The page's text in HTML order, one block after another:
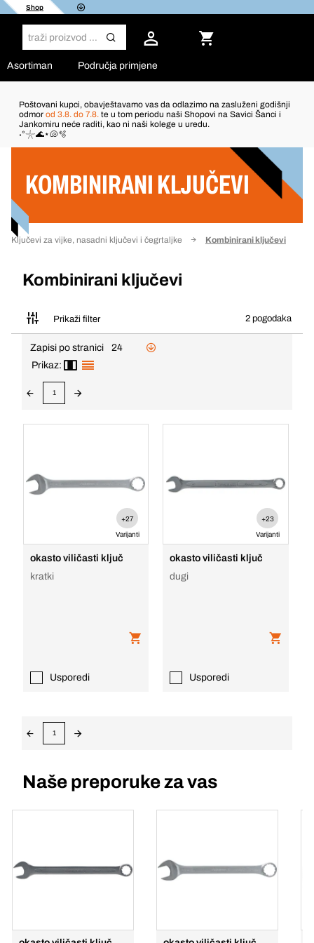
Shop
Asortiman Područja primjene
Poštovani kupci, obavještavamo vas da odlazimo na zasluženi godišnji
odmor od 3.8. do 7.8. te u tom periodu naši Shopovi na Savici Šanci i
Jankomiru neće raditi, kao ni naši kolege u uredu.
˖°𓇼🌊⋆🐚🫧
KOMBINIRANI KLJUČEVI
Ključevi za vijke, nasadni ključevi i čegrtaljke Kombinirani ključevi
Kombinirani ključevi
Prikaži filter 2 pogodaka
Filter
Zapisi po stranici
24
Prikaz:
1
+27
Varijanti
okasto viličasti ključ
kratki
Usporedi
+23
Varijanti
okasto viličasti ključ
dugi
Usporedi
1
Naše preporuke za vas